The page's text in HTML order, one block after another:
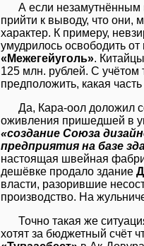
А если незамутнённым
прийти к выводу, что они,
характер. К примеру,
умудрилось освободить
«Межегейуголь».
125 млн. рублей. С учётом
предположить, какая
Да, Кара-оол доложил
оживления пришедшей в
«создание Союза
предприятия на базе
настоящая швейная
дешёвке продало здание
власти, разорившие
производство. На
Точно такая же
хотят за бюджетный счёт